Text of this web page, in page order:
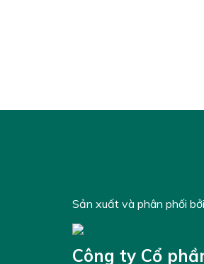
Sản xuất và phân phối bởi
Công ty Cổ